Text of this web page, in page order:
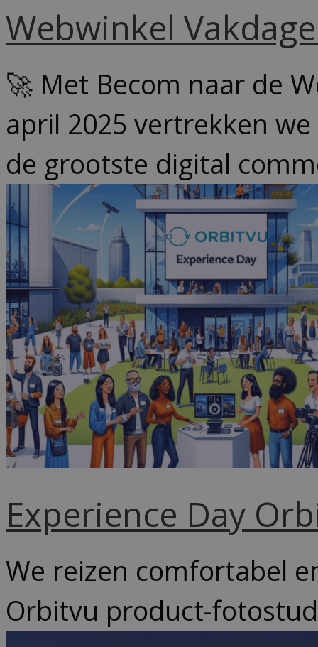
Webwinkel
🚀 Met Becom naar de
april 2025 vertrekken
de grootste digital
Experience Day
We reizen comfortabel
Orbitvu product-